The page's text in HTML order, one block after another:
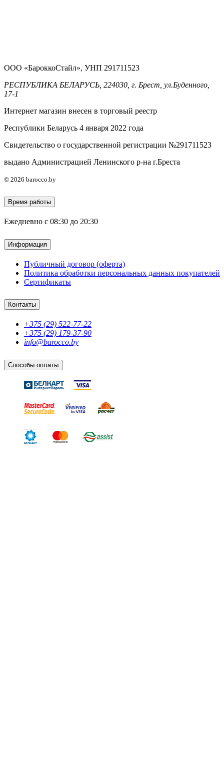
ООО «БароккоСтайл», УНП 291711523
РЕСПУБЛИКА БЕЛАРУСЬ, 224030, г. Брест, ул.Буденного,
17-1
Интернет магазин внесен в торговый реестр
Республики Беларусь 4 января 2022 года
Свидетельство о государственной регистрации №291711523
выдано Администрацией Ленинского р-на г.Бреста
© 2026 barocco.by
Время работы
Ежедневно с 08:30 до 20:30
Информация
Публичный договор (оферта)
Политика обработки персональных данных покупателей
Сертификаты
Контакты
+375 (29) 522-77-22
+375 (29) 179-37-90
info@barocco.by
Способы оплаты